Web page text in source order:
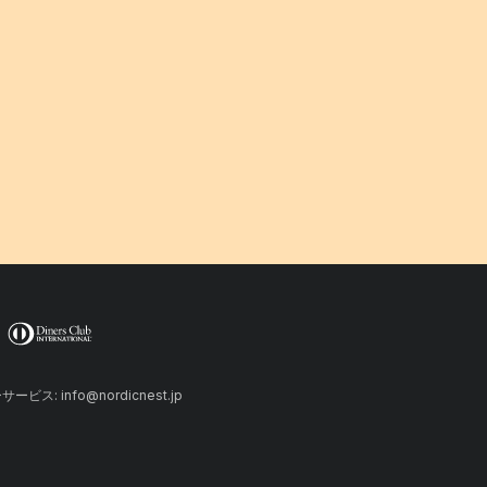
ービス: info@nordicnest.jp